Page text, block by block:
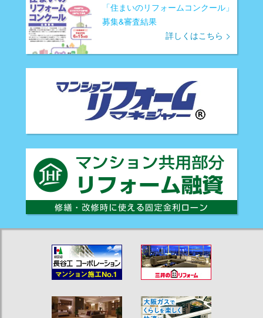
「住まいのリフォームコンクール」
募集&審査結果
詳しくはこちら